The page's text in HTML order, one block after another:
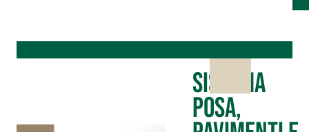
Sistema
Posa,
KB 13 EVOLUTION
Intonaco di fondo
aerea, per interni
TIPO DEFH1IR
cartongesso